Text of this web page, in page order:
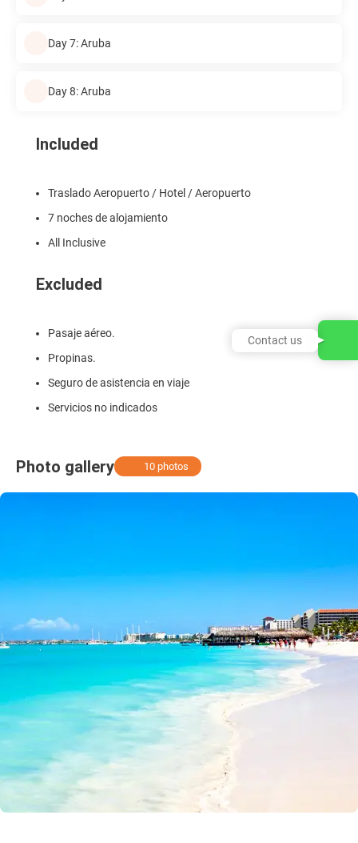
Day 7: Aruba
Day 8: Aruba
Included
Traslado Aeropuerto / Hotel / Aeropuerto
7 noches de alojamiento
All Inclusive
Excluded
Pasaje aéreo.
Propinas.
Seguro de asistencia en viaje
Servicios no indicados
Photo gallery 10 photos
Contact us